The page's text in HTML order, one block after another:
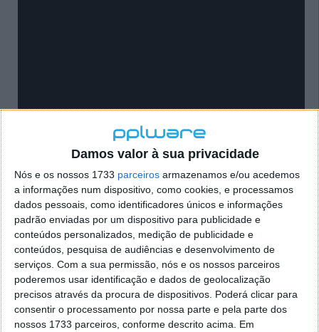
Damos valor à sua privacidade
Nós e os nossos 1733 parceiros armazenamos e/ou acedemos
a informações num dispositivo, como cookies, e processamos
dados pessoais, como identificadores únicos e informações
padrão enviadas por um dispositivo para publicidade e
conteúdos personalizados, medição de publicidade e
conteúdos, pesquisa de audiências e desenvolvimento de
serviços. Com a sua permissão, nós e os nossos parceiros
poderemos usar identificação e dados de geolocalização
precisos através da procura de dispositivos. Poderá clicar para
consentir o processamento por nossa parte e pela parte dos
nossos 1733 parceiros, conforme descrito acima. Em
Vale a pena instalar?